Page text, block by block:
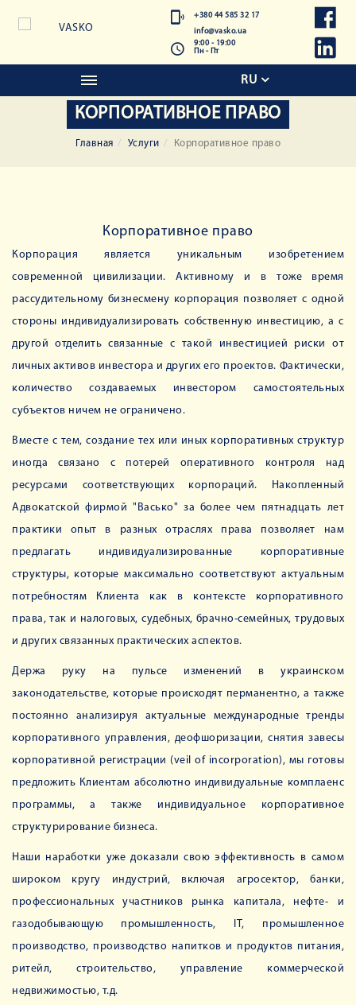
+380 44 585 32 17
info@vasko.ua
9:00 - 19:00
Пн - Пт
RU
КОРПОРАТИВНОЕ ПРАВО
Главная Услуги Корпоративное право
Корпоративное право
Корпорация является уникальным изобретением
современной цивилизации. Активному и в тоже время
рассудительному бизнесмену корпорация позволяет с одной
стороны индивидуализировать собственную инвестицию, а с
другой отделить связанные с такой инвестицией риски от
личных активов инвестора и других его проектов. Фактически,
количество создаваемых инвестором самостоятельных
субъектов ничем не ограничено.
Вместе с тем, создание тех или иных корпоративных структур
иногда связано с потерей оперативного контроля над
ресурсами соответствующих корпораций. Накопленный
Адвокатской фирмой "Васько" за более чем пятнадцать лет
практики опыт в разных отраслях права позволяет нам
предлагать индивидуализированные корпоративные
структуры, которые максимально соответствуют актуальным
потребностям Клиента как в контексте корпоративного
права, так и налоговых, судебных, брачно-семейных, трудовых
и других связанных практических аспектов.
Держа руку на пульсе изменений в украинском
законодательстве, которые происходят перманентно, а также
постоянно анализируя актуальные международные тренды
корпоративного управления, деофшоризации, снятия завесы
корпоративной регистрации (veil of incorporation), мы готовы
предложить Клиентам абсолютно индивидуальные комплаенс
программы, а также индивидуальное корпоративное
структурирование бизнеса.
Наши наработки уже доказали свою эффективность в самом
широком кругу индустрий, включая агросектор, банки,
профессиональных участников рынка капитала, нефте- и
газодобывающую промышленность, ІТ, промышленное
производство, производство напитков и продуктов питания,
ритейл, строительство, управление коммерческой
недвижимостью, т.д.